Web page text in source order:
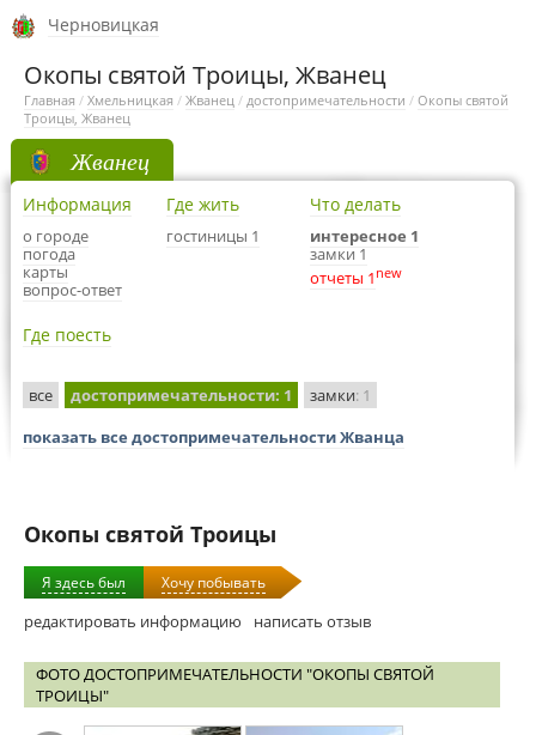
Черновицкая
Окопы святой Троицы, Жванец
Главная / Хмельницкая / Жванец / достопримечательности / Окопы святой
Троицы, Жванец
Жванец
Информация
о городе
погода
карты
вопрос-ответ
Где жить
гостиницы 1
Что делать
интересное 1
замки 1
отчеты 1 new
Где поесть
все достопримечательности: 1 замки: 1
показать все достопримечательности Жванца
Окопы святой Троицы
Я здесь был Хочу побывать
редактировать информацию написать отзыв
ФОТО ДОСТОПРИМЕЧАТЕЛЬНОСТИ "ОКОПЫ СВЯТОЙ
ТРОИЦЫ"